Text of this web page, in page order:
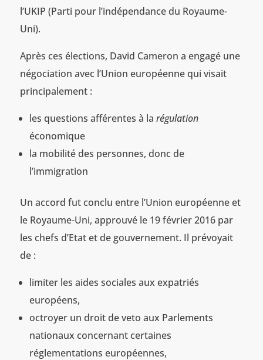
l’UKIP (Parti pour l’indépendance du Royaume-
Uni).
Après ces élections, David Cameron a engagé une
négociation avec l’Union européenne qui visait
principalement :
les questions afférentes à la régulation
économique
la mobilité des personnes, donc de
l’immigration
Un accord fut conclu entre l’Union européenne et
le Royaume-Uni, approuvé le 19 février 2016 par
les chefs d’Etat et de gouvernement. Il prévoyait
de :
limiter les aides sociales aux expatriés
européens,
octroyer un droit de veto aux Parlements
nationaux concernant certaines
réglementations européennes,